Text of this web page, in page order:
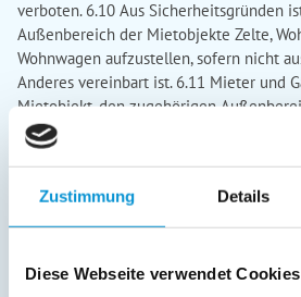
Zustimmung Details
Diese Webseite verwendet Cookies